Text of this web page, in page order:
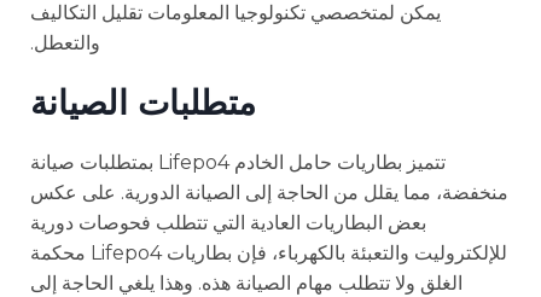
يمكن لمتخصصي تكنولوجيا المعلومات تقليل التكاليف
والتعطل.
متطلبات الصيانة
تتميز بطاريات حامل الخادم Lifepo4 بمتطلبات صيانة
منخفضة، مما يقلل من الحاجة إلى الصيانة الدورية. على عكس
بعض البطاريات العادية التي تتطلب فحوصات دورية
للإلكتروليت والتعبئة بالكهرباء، فإن بطاريات Lifepo4 محكمة
الغلق ولا تتطلب مهام الصيانة هذه. وهذا يلغي الحاجة إلى